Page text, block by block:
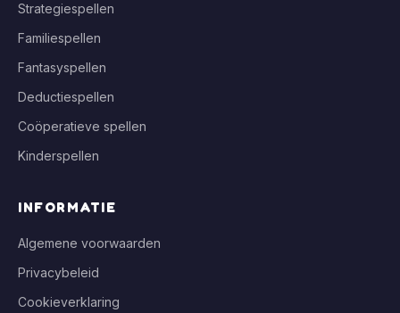
Strategiespellen
Familiespellen
Fantasyspellen
Deductiespellen
Coöperatieve spellen
Kinderspellen
INFORMATIE
Algemene voorwaarden
Privacybeleid
Cookieverklaring